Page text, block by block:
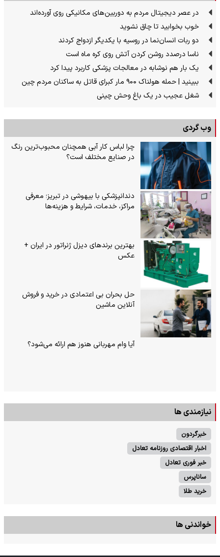
در عصر دیجیتال مردم به دوربین‌های مکانیکی روی آورده‌اند
خوب بخوابید تا چاق نشوید
دو ربات انسان‌نما در روسیه با یکدیگر ازدواج کردند
ناسا درصدد روشن کردن آتش روی کره ماه است
یک بار هم نوشابه در معالجات پزشکی کاربرد پیدا کرد
ببینید | حمله هولناک ۹۰۰ مار کبرای قاتل به ساکنان مردم چین
شغل عجیب در یک باغ وحش چینی
وب گردی
چرا لباس کار آبی همچنان محبوب‌ترین رنگ
در صنایع مختلف است؟
دندانپزشکی با بیهوشی در تبریز؛ معرفی
مراکز، خدمات، شرایط و هزینه‌ها
بهترین برندهای دیزل ژنراتور در ایران +
عکس
حل بحران بی‌ اعتمادی در خرید و فروش
آنلاین ماشین
آیا وام مهربانی هنوز هم ارائه می‌شود؟
نیازمندی ها
خبرگردون
اخبار اقتصادی روزنامه تعادل
خبر فوری تعادل
ساناپرس
خرید طلا
خواندنی ها